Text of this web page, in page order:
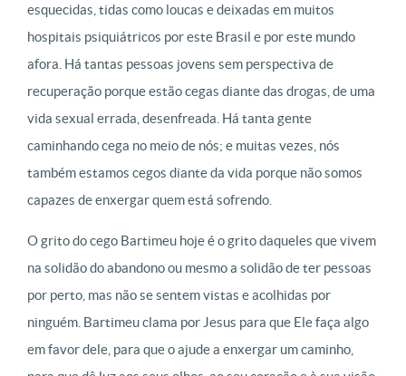
esquecidas, tidas como loucas e deixadas em muitos
hospitais psiquiátricos por este Brasil e por este mundo
afora. Há tantas pessoas jovens sem perspectiva de
recuperação porque estão cegas diante das drogas, de uma
vida sexual errada, desenfreada. Há tanta gente
caminhando cega no meio de nós; e muitas vezes, nós
também estamos cegos diante da vida porque não somos
capazes de enxergar quem está sofrendo.
O grito do cego Bartimeu hoje é o grito daqueles que vivem
na solidão do abandono ou mesmo a solidão de ter pessoas
por perto, mas não se sentem vistas e acolhidas por
ninguém. Bartimeu clama por Jesus para que Ele faça algo
em favor dele, para que o ajude a enxergar um caminho,